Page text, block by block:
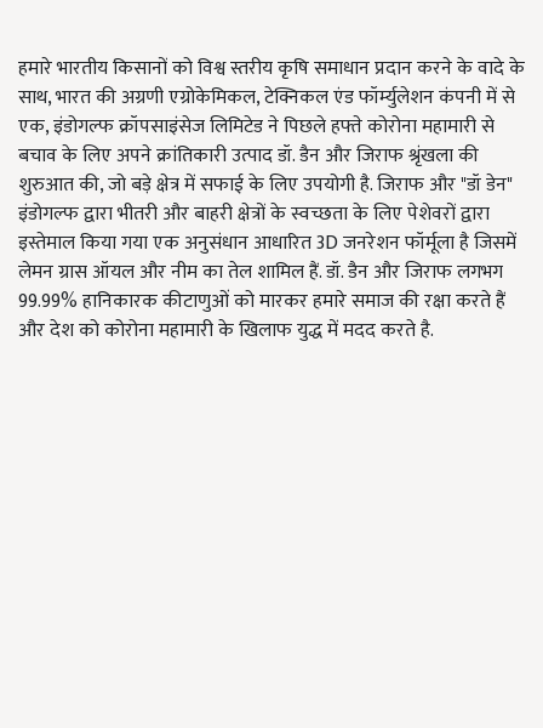
हमारे भारतीय किसानों को विश्व स्तरीय कृषि समाधान प्रदान करने के वादे के
साथ, भारत की अग्रणी एग्रोकेमिकल, टेक्निकल एंड फॉर्म्युलेशन कंपनी में से
एक, इंडोगल्फ क्रॉपसाइंसेज लिमिटेड ने पिछले हफ्ते कोरोना महामारी से
बचाव के लिए अपने क्रांतिकारी उत्पाद डॉ. डैन और जिराफ श्रृंखला की
शुरुआत की, जो बड़े क्षेत्र में सफाई के लिए उपयोगी है. जिराफ और "डॉ डेन"
इंडोगल्फ द्वारा भीतरी और बाहरी क्षेत्रों के स्वच्छता के लिए पेशेवरों द्वारा
इस्तेमाल किया गया एक अनुसंधान आधारित 3D जनरेशन फॉर्मूला है जिसमें
लेमन ग्रास ऑयल और नीम का तेल शामिल हैं. डॉ. डैन और जिराफ लगभग
99.99% हानिकारक कीटाणुओं को मारकर हमारे समाज की रक्षा करते हैं
और देश को कोरोना महामारी के खिलाफ युद्ध में मदद करते है.